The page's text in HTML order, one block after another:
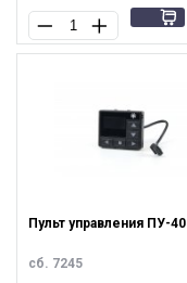
Пульт управления ПУ-40
сб. 7245